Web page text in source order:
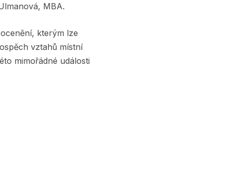
MBA.
kterým lze
vztahů místní
mimořádné události